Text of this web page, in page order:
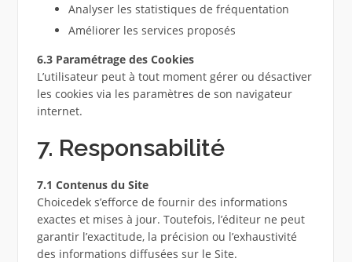
Analyser les statistiques de fréquentation
Améliorer les services proposés
6.3 Paramétrage des Cookies
L’utilisateur peut à tout moment gérer ou désactiver
les cookies via les paramètres de son navigateur
internet.
7. Responsabilité
7.1 Contenus du Site
Choicedek s’efforce de fournir des informations
exactes et mises à jour. Toutefois, l’éditeur ne peut
garantir l’exactitude, la précision ou l’exhaustivité
des informations diffusées sur le Site.